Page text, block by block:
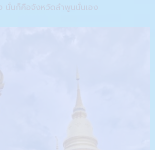
นั่นก็คือจังหวัดลำพูนนั่นเอง